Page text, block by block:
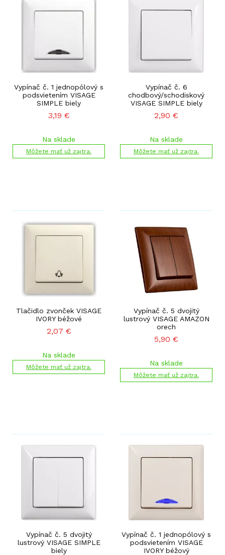
Vypínač č. 1 jednopólový s
podsvietením VISAGE
SIMPLE biely
3,19 €
Na sklade
Môžete mať už zajtra.
Vypínač č. 6
chodbový/schodiskový
VISAGE SIMPLE biely
2,90 €
Na sklade
Môžete mať už zajtra.
Tlačidlo zvonček VISAGE
IVORY béžové
2,07 €
Na sklade
Môžete mať už zajtra.
Vypínač č. 5 dvojitý
lustrový VISAGE AMAZON
orech
5,90 €
Na sklade
Môžete mať už zajtra.
Vypínač č. 5 dvojitý
lustrový VISAGE SIMPLE
biely
Vypínač č. 1 jednopólový s
podsvietením VISAGE
IVORY béžový